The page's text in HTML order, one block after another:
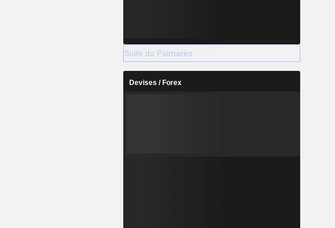
Suite du Palmarès
Devises / Forex